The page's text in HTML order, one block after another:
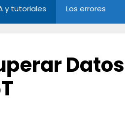
y tutoriales Los errores
Datos